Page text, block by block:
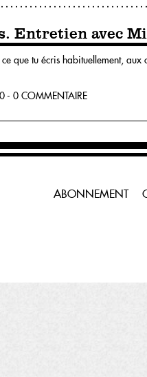
Entretien avec
que tu écris habituellement,
0 COMMENTAIRE
ABONNEMENT